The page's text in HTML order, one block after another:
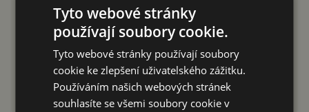
Tyto webové stránky
používají soubory cookie.
Tyto webové stránky používají soubory
cookie ke zlepšení uživatelského zážitku.
Používáním našich webových stránek
souhlasíte se všemi soubory cookie v